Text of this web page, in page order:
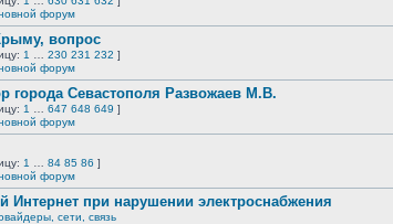
форум
вопрос
1 230 231 232 ]
форум
города Севастополя Развожаев М.В.
1 647 648 649 ]
форум
1 84 85 86 ]
форум
Интернет при нарушении электроснабжения
сети, связь